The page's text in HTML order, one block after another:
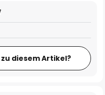
diesem Artikel?